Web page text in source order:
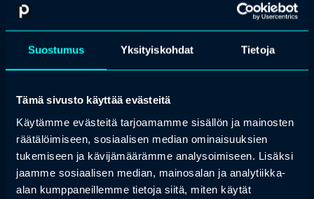
Suostumus Yksityiskohdat Tietoja
Tämä sivusto käyttää evästeitä
Käytämme evästeitä tarjoamamme sisällön ja mainosten
räätälöimiseen, sosiaalisen median ominaisuuksien
tukemiseen ja kävijämäärämme analysoimiseen. Lisäksi
jaamme sosiaalisen median, mainosalan ja analytiikka-
alan kumppaneillemme tietoja siitä, miten käytät
Gardemeisterin vahvuuksiin kuuluvat syvällinen asiantuntemus
tullivalvonta- ja lainvalvontatyöstä, viranomaisyhteistyöstä,
rajaturvallisuuden koordinoimisesta, sääntöjenmukaisuuden ja
pakotteiden valvonnasta, riskienhallinnasta, toimitusketjujen
turvallisuudesta ja kaupan helpottamisesta (esimerkiksi EU:n AEO-
ohjelma ja vastaavat muut kansainväliset ohjelmat),
esihenkilötaidot.
Hänen aikaisempi kansainvälinen kokemuksensa sääntelyn
turvallisuudesta eri puolilla maailmaa – erityisesti Euroopassa,
Lähi-idässä ja Afrikassa – on tuonut syvää ymmärrystä modernin
Tullihallinnon toimintamenetelmiin sekä laajat yhteistyöverkostot